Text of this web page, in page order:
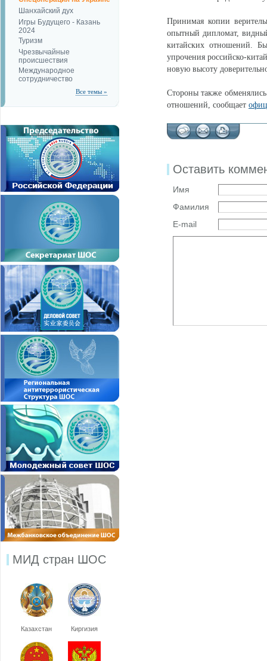
Шанхайский дух
Игры Будущего - Казань
2024
Туризм
Чрезвычайные
происшествия
Международное
сотрудничество
Все темы »
МИД стран ШОС
Казахстан Киргизия
Принимая копии
опытный дипломат,
китайских отношений.
упрочения российско-
новую высоту
Стороны также
отношений, сообщает
Оставить
Имя
Фамилия
E-mail